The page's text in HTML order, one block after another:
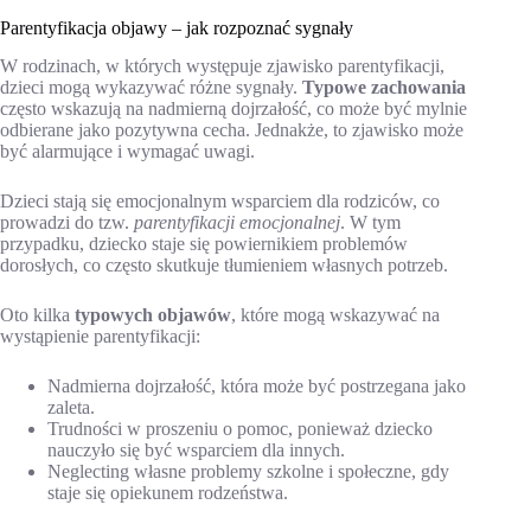
Parentyfikacja objawy – jak rozpoznać sygnały
W rodzinach, w których występuje zjawisko parentyfikacji,
dzieci mogą wykazywać różne sygnały. Typowe zachowania
często wskazują na nadmierną dojrzałość, co może być mylnie
odbierane jako pozytywna cecha. Jednakże, to zjawisko może
być alarmujące i wymagać uwagi.
Dzieci stają się emocjonalnym wsparciem dla rodziców, co
prowadzi do tzw. parentyfikacji emocjonalnej. W tym
przypadku, dziecko staje się powiernikiem problemów
dorosłych, co często skutkuje tłumieniem własnych potrzeb.
Oto kilka typowych objawów, które mogą wskazywać na
wystąpienie parentyfikacji:
Nadmierna dojrzałość, która może być postrzegana jako
zaleta.
Trudności w proszeniu o pomoc, ponieważ dziecko
nauczyło się być wsparciem dla innych.
Neglecting własne problemy szkolne i społeczne, gdy
staje się opiekunem rodzeństwa.